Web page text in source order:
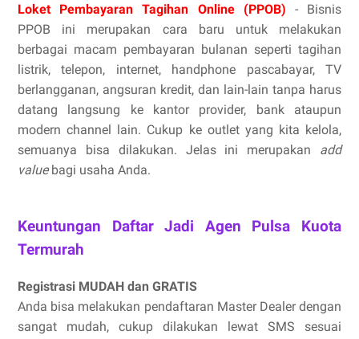
Loket Pembayaran Tagihan Online (PPOB) - Bisnis
PPOB ini merupakan cara baru untuk melakukan
berbagai macam pembayaran bulanan seperti tagihan
listrik, telepon, internet, handphone pascabayar, TV
berlangganan, angsuran kredit, dan lain-lain tanpa harus
datang langsung ke kantor provider, bank ataupun
modern channel lain. Cukup ke outlet yang kita kelola,
semuanya bisa dilakukan. Jelas ini merupakan add
valuebagi usaha Anda.
Keuntungan Daftar Jadi Agen Pulsa Kuota
Termurah
Registrasi MUDAH dan GRATIS
Anda bisa melakukan pendaftaran Master Dealer dengan
sangat mudah, cukup dilakukan lewat SMS sesuai